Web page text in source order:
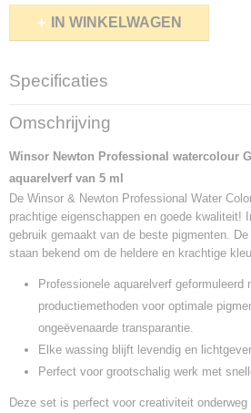
IN WINKELWAGEN
Specificaties
Netto gewicht
0,40 Kg
Bruto gewicht
0,40 Kg
Omschrijving
Winsor Newton Professional watercolour
aquarelverf van 5 ml
De Winsor & Newton Professional Water
prachtige eigenschappen en goede kwaliteit!
gebruik gemaakt van de beste pigmenten.
staan bekend om de heldere en krachtige
Professionele aquarelverf geformuleerd
productiemethoden voor optimale
ongeëvenaarde transparantie.
Elke wassing blijft levendig en
Perfect voor grootschalig werk met
Deze set is perfect voor creativiteit